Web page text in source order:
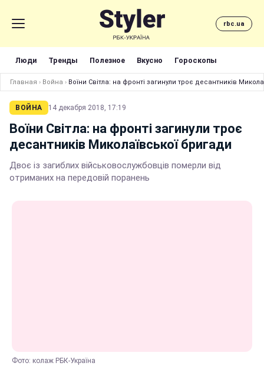
rbc.ua
Люди Тренды Полезное Вкусно Гороскопы
Главная › Война › Воїни Світла: на фронті загинули троє десантників
ВОЙНА 14 декабря 2018, 17:19
Воїни Світла: на фронті загинули троє
десантників Миколаївської бригади
Двоє із загиблих військовослужбовців померли від
отриманих на передовій поранень
Фото: колаж РБК-Україна